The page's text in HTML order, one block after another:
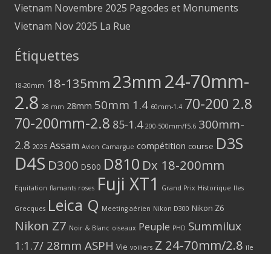
Vietnam Novembre 2025 Pagodes et Monuments
Vietnam Nov 2025 La Rue
Étiquettes
18-20mm 18-135mm 23mm24-70mm-
2.8 28 mm 28mm 50mm 1.4 60mm-1.4 70-200 2.8
70-200mm-2.8 85-1.4 200-500mm/f5.6 300mm-
2.8 2025 Assam Avion Camargue compétition course D3S
D4S D300 D500 D810 Dx 18-200mm
Equitation flamants roses Fuji XT1 Grand Prix Historique Iles
Grecques Leica Q Meeting aérien Nikon D300 Nikon Z6
Nikon Z7 Noir & Blanc oiseaux Peuple PHD Summilux
1:1.7/ 28mm ASPH Vie voiliers Z 24-70mm/2.8 île